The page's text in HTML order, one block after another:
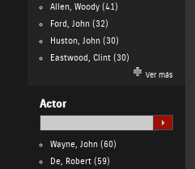
Allen, Woody(41)
Ford, John(32)
Huston, John(30)
Eastwood, Clint(30)
Ver más
Actor
Wayne, John(60)
De, Robert(59)